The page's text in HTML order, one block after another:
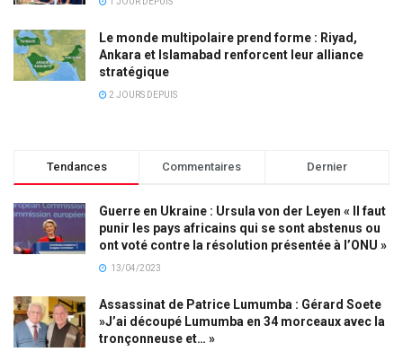
Le monde multipolaire prend forme : Riyad,
Ankara et Islamabad renforcent leur alliance
stratégique
2 JOURS DEPUIS
Tendances Commentaires Dernier
Guerre en Ukraine : Ursula von der Leyen « Il faut
punir les pays africains qui se sont abstenus ou
ont voté contre la résolution présentée à l’ONU »
13/04/2023
Assassinat de Patrice Lumumba : Gérard Soete
»J’ai découpé Lumumba en 34 morceaux avec la
tronçonneuse et… »